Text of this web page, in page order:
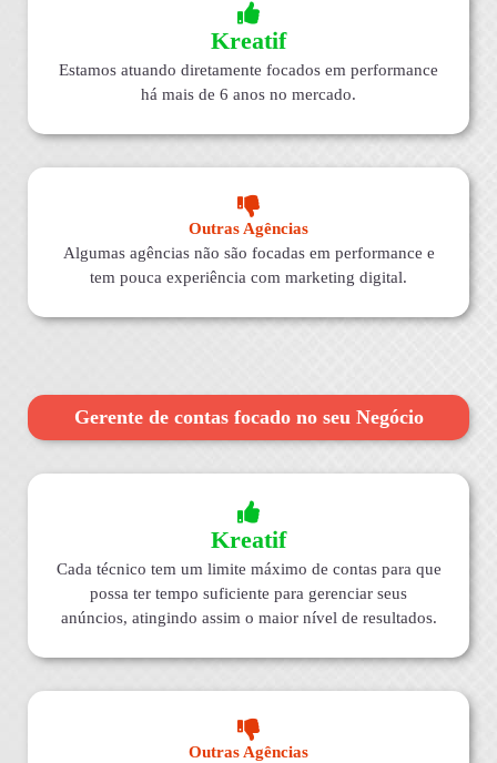
Kreatif
Estamos atuando diretamente focados em performance
há mais de 6 anos no mercado.
Outras Agências
Algumas agências não são focadas em performance e
tem pouca experiência com marketing digital.
Gerente de contas focado no seu Negócio
Kreatif
Cada técnico tem um limite máximo de contas para que
possa ter tempo suficiente para gerenciar seus
anúncios, atingindo assim o maior nível de resultados.
Outras Agências